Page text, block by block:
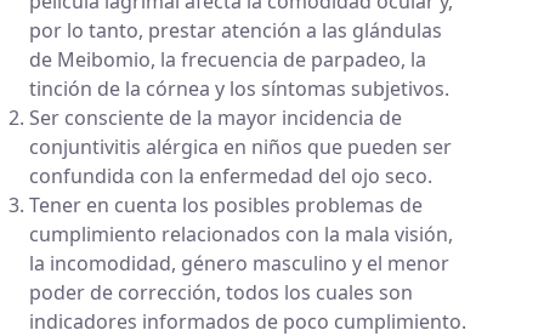
por lo tanto, prestar atención a las glándulas
de Meibomio, la frecuencia de parpadeo, la
tinción de la córnea y los síntomas subjetivos.
Ser consciente de la mayor incidencia de
conjuntivitis alérgica en niños que pueden ser
confundida con la enfermedad del ojo seco.
Tener en cuenta los posibles problemas de
cumplimiento relacionados con la mala visión,
la incomodidad, género masculino y el menor
poder de corrección, todos los cuales son
indicadores informados de poco cumplimiento.